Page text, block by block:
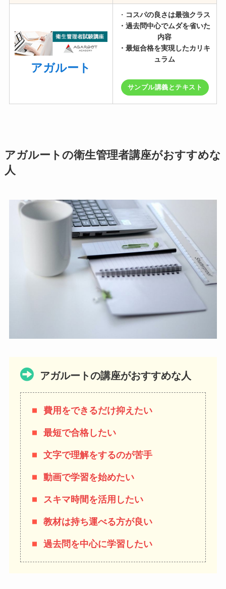
アガルート
・ コスパの良さは最強クラス
・過去問中心でムダを省いた
内容
・最短合格を実現したカリキ
ュラム
サンプル講義とテキスト
アガルートの衛生管理者講座がおすすめな
人
アガルートの講座がおすすめな人
費用をできるだけ抑えたい
最短で合格したい
文字で理解をするのが苦手
動画で学習を始めたい
スキマ時間を活用したい
教材は持ち運べる方が良い
過去問を中心に学習したい